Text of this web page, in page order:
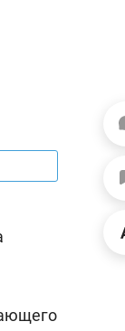
бизнеса по
формы о
и развитии без